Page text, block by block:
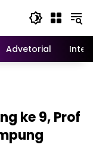
Advetorial
ke 9, Prof